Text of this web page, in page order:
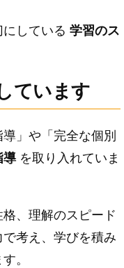
している 学習のス
ています
」や「完全な個別
導 を取り入れていま
、理解のスピード
考え、学びを積み
。